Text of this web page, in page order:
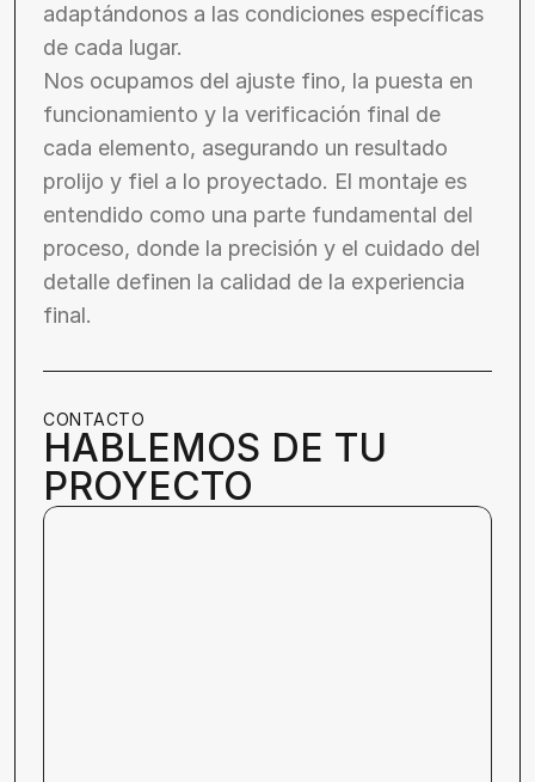
adaptándonos a las condiciones específicas
de cada lugar.
Nos ocupamos del ajuste fino, la puesta en
funcionamiento y la verificación final de
cada elemento, asegurando un resultado
prolijo y fiel a lo proyectado. El montaje es
entendido como una parte fundamental del
proceso, donde la precisión y el cuidado del
detalle definen la calidad de la experiencia
final.
CONTACTO
HABLEMOS DE TU
PROYECTO